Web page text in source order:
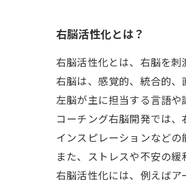
右脳活性化とは？
右脳活性化とは、右脳を刺
右脳は、感覚的、統合的、
左脳が主に担当する言語や
コーチング右脳開発では、
インスピレーションなどの
また、ストレスや不安の緩
右脳活性化には、例えばア